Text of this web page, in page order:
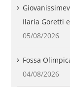
Ilaria Goretti
05/08/2026
Fossa
04/08/2026